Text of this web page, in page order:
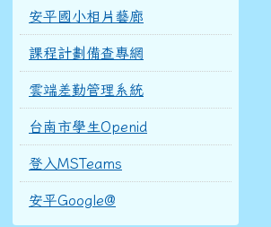
安平國小相片藝廊
課程計劃備查專網
雲端差勤管理系統
台南市學生Openid
登入MSTeams
安平Google@